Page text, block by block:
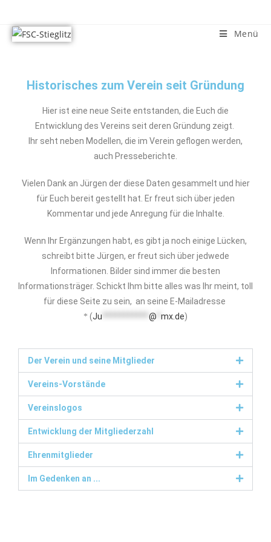
Menü
Historisches zum Verein seit Gründung
Hier ist eine neue Seite entstanden, die Euch die
Entwicklung des Vereins seit deren Gründung zeigt.
Ihr seht neben Modellen, die im Verein geflogen werden,
auch Presseberichte.
Vielen Dank an Jürgen der diese Daten gesammelt und hier
für Euch bereit gestellt hat. Er freut sich über jeden
Kommentar und jede Anregung für die Inhalte.
Wenn Ihr Ergänzungen habt, es gibt ja noch einige Lücken,
schreibt bitte Jürgen, er freut sich über jedwede
Informationen. Bilder sind immer die besten
Informationsträger. Schickt Ihm bitte alles was Ihr meint, toll
für diese Seite zu sein, an seine E-Mailadresse
* (Ju @ mx.de)
Der Verein und seine Mitglieder
Vereins-Vorstände
Vereinslogos
Entwicklung der Mitgliederzahl
Ehrenmitglieder
Im Gedenken an ...